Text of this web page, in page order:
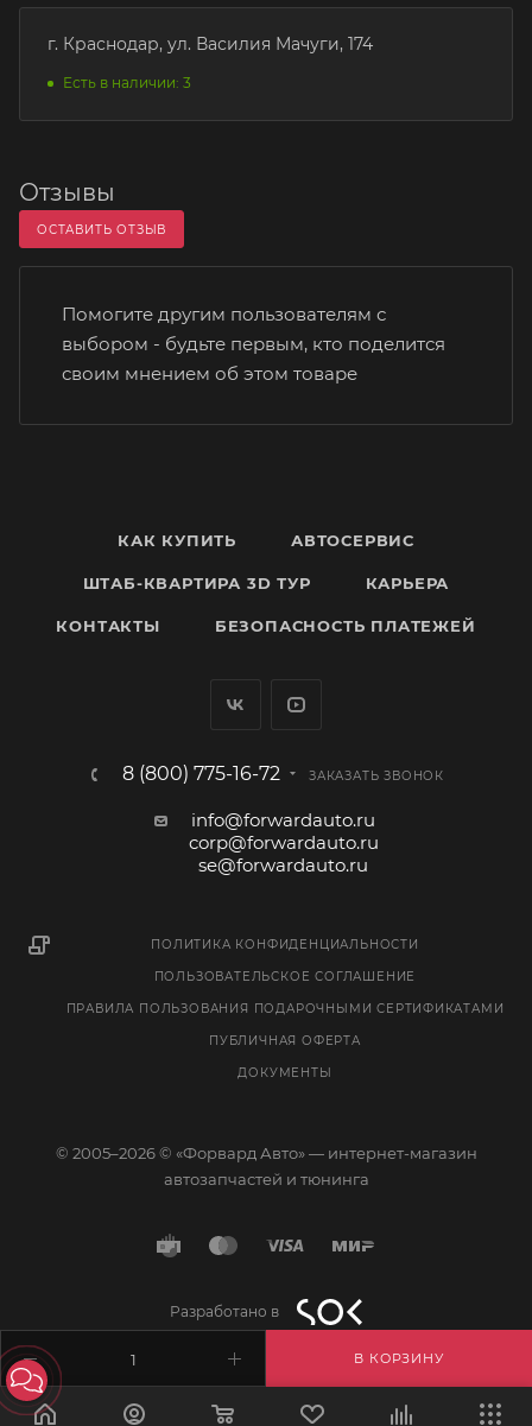
В КОРЗИНУ
г. Краснодар, ул. Василия Мачуги, 174
Есть в наличии: 3
Отзывы
ОСТАВИТЬ ОТЗЫВ
Помогите другим пользователям с
выбором - будьте первым, кто поделится
своим мнением об этом товаре
КАК КУПИТЬ АВТОСЕРВИС
ШТАБ-КВАРТИРА 3D ТУР КАРЬЕРА
КОНТАКТЫ БЕЗОПАСНОСТЬ ПЛАТЕЖЕЙ
8 (800) 775-16-72 ЗАКАЗАТЬ ЗВОНОК
info@forwardauto.ru
corp@forwardauto.ru
se@forwardauto.ru
ПОЛИТИКА КОНФИДЕНЦИАЛЬНОСТИ
ПОЛЬЗОВАТЕЛЬСКОЕ СОГЛАШЕНИЕ
ПРАВИЛА ПОЛЬЗОВАНИЯ ПОДАРОЧНЫМИ СЕРТИФИКАТАМИ
ПУБЛИЧНАЯ ОФЕРТА
ДОКУМЕНТЫ
© 2005–2026 © «Форвард Авто» — интернет-магазин
автозапчастей и тюнинга
Разработано в